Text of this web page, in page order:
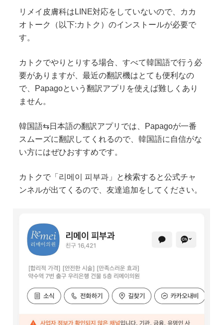
リメイ皮膚科はLINE対応をしていないので、カカ
オトーク（以下:カトク）のインストールが必要で
す。
カトクでやりとりする場合、すべて韓国語で行う必
要がありますが、最近の翻訳機はとても便利なの
で、Papagoという翻訳アプリを使えば難しくあり
ません。
韓国語⇆日本語の翻訳アプリでは、Papagoが一番
スムーズに翻訳してくれるので、韓国語に自信がな
い方にはぜひおすすめです。
カトクで「리메이 피부과」と検索すると公式チャ
ンネルが出てくるので、友達追加をしてください。